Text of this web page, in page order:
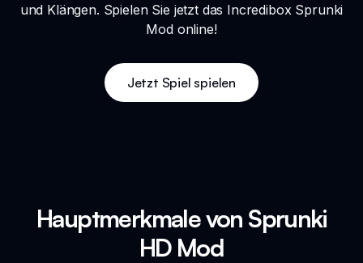
und Klängen. Spielen Sie jetzt das Incredibox Sprunki
Mod online!
Jetzt Spiel spielen
Hauptmerkmale von Sprunki
HD Mod